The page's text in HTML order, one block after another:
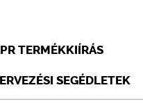
TERMÉKKIÍRÁS
SEGÉDLETEK